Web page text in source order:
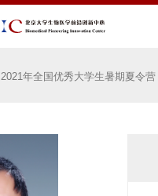
2021年全国优秀大学生暑期夏令营